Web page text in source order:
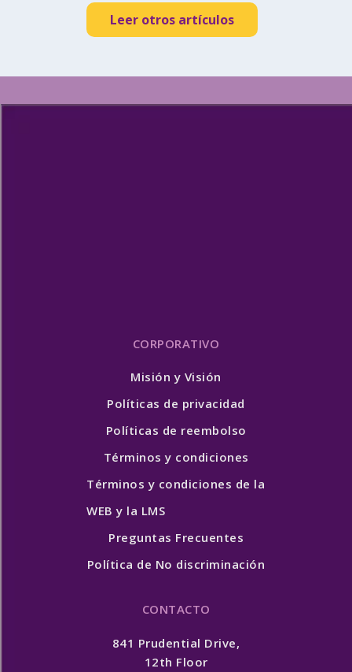
Leer otros artículos
CORPORATIVO
Misión y Visión
Políticas de privacidad
Políticas de reembolso
Términos y condiciones
Términos y condiciones de la
WEB y la LMS
Preguntas Frecuentes
Política de No discriminación
CONTACTO
841 Prudential Drive,
12th Floor